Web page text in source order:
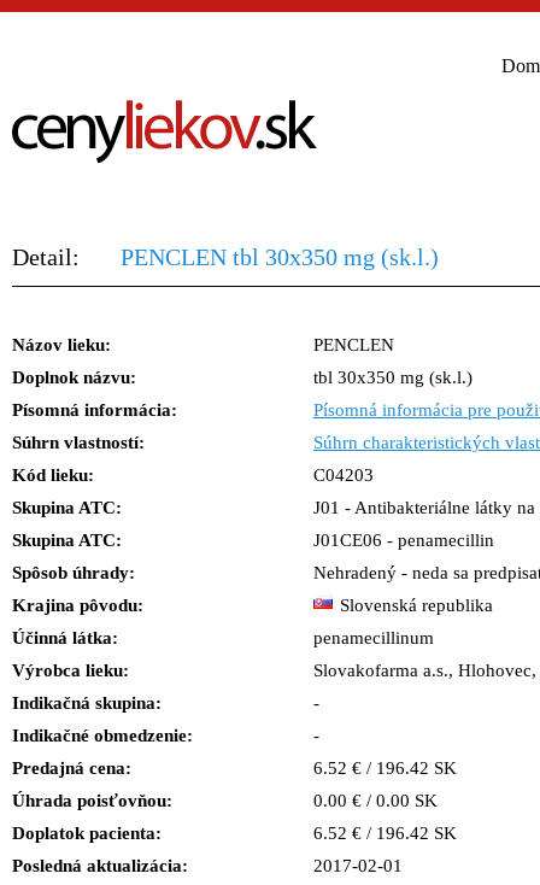
Detail: PENCLEN tbl 30x350 mg (sk.l.)
Názov lieku:
PENCLEN
Doplnok názvu:
tbl 30x350 mg (sk.l.)
Písomná informácia:
Písomná informácia pre
Súhrn vlastností:
Súhrn charakteristických
Kód lieku:
C04203
Skupina ATC:
J01 - Antibakteriálne látky
Skupina ATC:
J01CE06 - penamecillin
Spôsob úhrady:
Nehradený - neda sa
Krajina pôvodu:
Slovenská republika
Účinná látka:
penamecillinum
Výrobca lieku:
Slovakofarma a.s.,
Indikačná skupina:
-
Indikačné obmedzenie:
-
Predajná cena:
6.52 € / 196.42 SK
Úhrada poisťovňou:
0.00 € / 0.00 SK
Doplatok pacienta:
6.52 € / 196.42 SK
Posledná aktualizácia:
2017-02-01